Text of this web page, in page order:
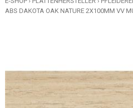
ABS DAKOTA OAK NATURE 2X100MM VV